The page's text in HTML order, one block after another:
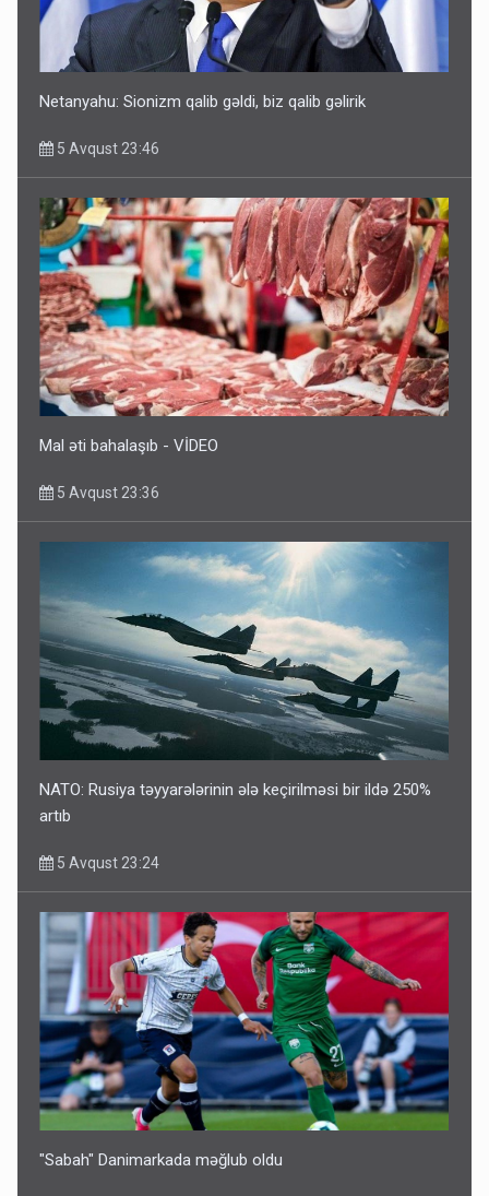
5 Avqust 11:53
Rusiya azərbaycanlı diasporun obyektini məhv etdi -
FOTOLAR
5 Avqust 10:58
Netanyahu: Sionizm qalib gəldi, biz qalib gəlirik
5 Avqust 23:46
Mal əti bahalaşıb - VİDEO
5 Avqust 23:36
NATO: Rusiya təyyarələrinin ələ keçirilməsi bir ildə 250%
artıb
5 Avqust 23:24
"Sabah" Danimarkada məğlub oldu